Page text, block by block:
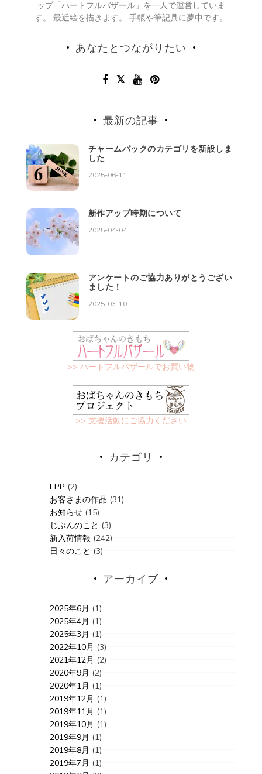
ップ「ハートフルバザール」を一人で運営していま
す。 最近絵を描きます。 手帳や筆記具に夢中です。
あなたとつながりたい
最新の記事
チャームパックのカテゴリを新設しま
した
2025-06-11
新作アップ時期について
2025-04-04
アンケートのご協力ありがとうござい
ました！
2025-03-10
>> ハートフルバザールでお買い物
>> 支援活動にご協力ください
カテゴリ
EPP (2)
お客さまの作品 (31)
お知らせ(15)
じぶんのこと (3)
新入荷情報 (242)
日々のこと (3)
アーカイブ
2025年6月 (1)
2025年4月 (1)
2025年3月 (1)
2022年10月 (3)
2021年12月 (2)
2020年9月 (2)
2020年1月 (1)
2019年12月 (1)
2019年11月 (1)
2019年10月 (1)
2019年9月 (1)
2019年8月 (1)
2019年7月 (1)